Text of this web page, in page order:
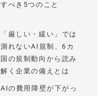
すべき5つのこと
「厳しい・緩い」では
測れないAI規制、6カ
国の規制動向から読み
解く企業の備えとは
AIの費用障壁が下がっ